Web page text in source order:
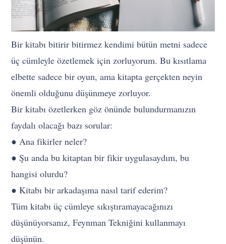
Bir kitabı bitirir bitirmez kendimi bütün metni sadece
üç cümleyle özetlemek için zorluyorum. Bu kısıtlama
elbette sadece bir oyun, ama kitapta gerçekten neyin
önemli olduğunu düşünmeye zorluyor.
Bir kitabı özetlerken göz önünde bulundurmanızın
faydalı olacağı bazı sorular:
● Ana fikirler neler?
● Şu anda bu kitaptan bir fikir uygulasaydım, bu
hangisi olurdu?
● Kitabı bir arkadaşıma nasıl tarif ederim?
Tüm kitabı üç cümleye sıkıştıramayacağınızı
düşünüyorsanız, Feynman Tekniğini kullanmayı
düşünün.